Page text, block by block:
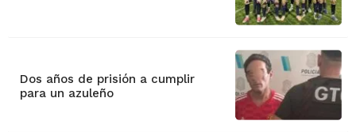
Dos años de prisión a cumplir
para un azuleño